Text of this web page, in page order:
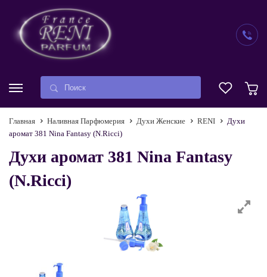
Главная Наливная Парфюмерия Духи Женские RENI
Духи
аромат 381 Nina Fantasy (N.Ricci)
Духи аромат 381 Nina Fantasy
(N.Ricci)